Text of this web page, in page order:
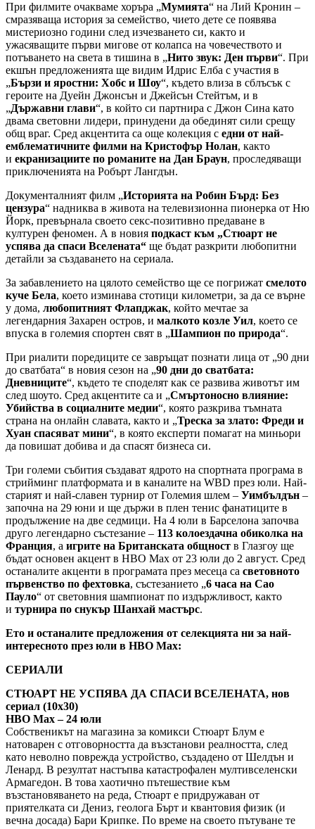
При филмите очакваме хоръра „Мумията“ на Лий Кронин –
смразяваща история за семейство, чието дете се появява
мистериозно години след изчезването си, както и
ужасяващите първи мигове от колапса на човечеството и
потъването на света в тишина в „Нито звук: Ден първи“. При
екшън предложенията ще видим Идрис Елба с участия в
„Бързи и яростни: Хобс и Шоу“, където влиза в сблъсък с
героите на Дуейн Джонсън и Джейсън Стейтъм, и в
„Държавни глави“, в който си партнира с Джон Сина като
двама световни лидери, принудени да обединят сили срещу
общ враг. Сред акцентита са още колекция с едни от най-
емблематичните филми на Кристофър Нолан, както
и екранизациите по романите на Дан Браун, проследяващи
приключенията на Робърт Лангдън.
Документалният филм „Историята на Робин Бърд: Без
цензура“ надниква в живота на телевизионна пионерка от Ню
Йорк, превърнала своето секс-позитивно предаване в
културен феномен. А в новия подкаст към „Стюарт не
успява да спаси Вселената“ ще бъдат разкрити любопитни
детайли за създаването на сериала.
За забавлението на цялото семейство ще се погрижат смелото
куче Бела, което изминава стотици километри, за да се върне
у дома, любопитният Флапджак, който мечтае за
легендарния Захарен остров, и малкото козле Уил, което се
впуска в големия спортен свят в „Шампион по природа“.
При риалити поредиците се завръщат познати лица от „90 дни
до сватбата“ в новия сезон на „90 дни до сватбата:
Дневниците“, където те споделят как се развива животът им
след шоуто. Сред акцентите са и „Смъртоносно влияние:
Убийства в социалните медии“, която разкрива тъмната
страна на онлайн славата, както и „Треска за злато: Фреди и
Хуан спасяват мини“, в която експерти помагат на миньори
да повишат добива и да спасят бизнеса си.
Три големи събития създават ядрото на спортната програма в
стрийминг платформата и в каналите на WBD през юли. Най-
старият и най-славен турнир от Големия шлем – Уимбълдън –
започна на 29 юни и ще държи в плен тенис фанатиците в
продължение на две седмици. На 4 юли в Барселона започва
друго легендарно състезание – 113 колоездачна обиколка на
Франция, а игрите на Британската общност в Глазгоу ще
бъдат основен акцент в НВО Мax от 23 юли до 2 август. Сред
останалите акценти в програмата през месеца са световното
първенство по фехтовка, състезанието „6 часа на Сао
Пауло“ от световния шампионат по издържливост, както
и турнира по снукър Шанхай мастърс.
Ето и останалите предложения от селекцията ни за най-
интересното през юли в HBO Max:
СЕРИАЛИ
СТЮАРТ НЕ УСПЯВА ДА СПАСИ ВСЕЛЕНАТА, нов
сериал (10х30)
HBO Max – 24 юли
Собственикът на магазина за комикси Стюарт Блум е
натоварен с отговорността да възстанови реалността, след
като неволно поврежда устройство, създадено от Шелдън и
Ленард. В резултат настъпва катастрофален мултивселенски
Армагедон. В това хаотично пътешествие към
възстановяването на реда, Стюарт е придружаван от
приятелката си Дениз, геолога Бърт и квантовия физик (и
вечна досада) Бари Крипке. По време на своето пътуване те